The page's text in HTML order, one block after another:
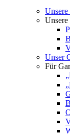
Unsere
Unsere
Unser
Für